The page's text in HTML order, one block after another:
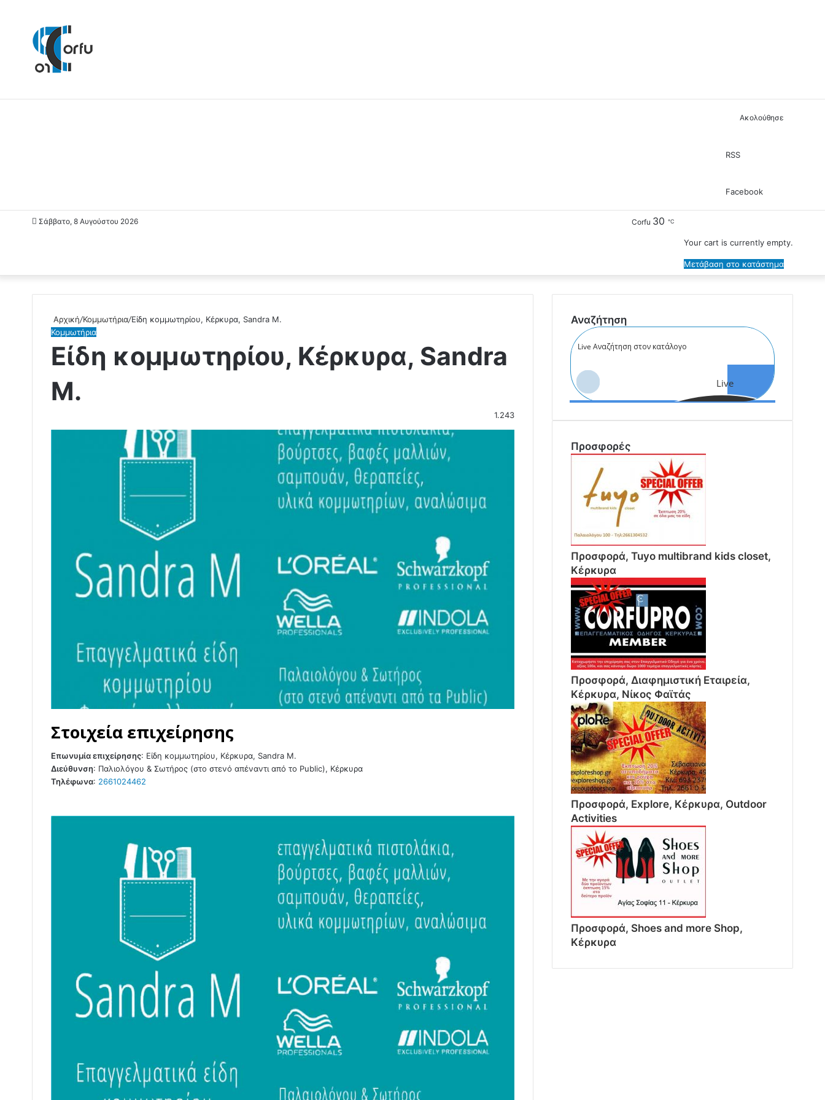
Ακολούθησε
RSS
Facebook
Σάββατο, 8 Αυγούστου 2026
your
shopping
Your cart is currently empty.
Μετάβαση στο κατάστημα
Corfu 30 ℃
Αρχική/Κομμωτήρια/Είδη κομμωτηρίου, Κέρκυρα, Sandra M.
Κομμωτήρια
Είδη κομμωτηρίου, Κέρκυρα, Sandra
M.
1.243
Στοιχεία επιχείρησης
Επωνυμία επιχείρησης: Είδη κομμωτηρίου, Κέρκυρα, Sandra M.
Διεύθυνση: Παλιολόγου & Σωτήρος (στο στενό απέναντι από το Public), Κέρκυρα
Τηλέφωνα: 2661024462
Αναζήτηση
Live
Αναζήτηση
Προσφορές
Προσφορά, Tuyo multibrand kids closet,
Κέρκυρα
Προσφορά, Διαφημιστική Εταιρεία,
Κέρκυρα, Νίκος Φαϊτάς
Προσφορά, Explore, Κέρκυρα, Outdoor
Activities
Προσφορά, Shoes and more Shop,
Κέρκυρα